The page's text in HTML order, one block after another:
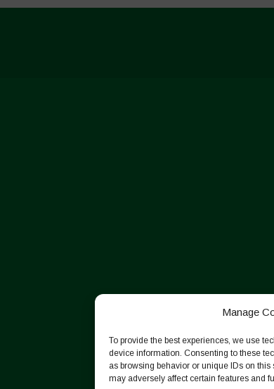
Manage
To provide the best experiences, we use
device information. Consenting to these
as browsing behavior or unique IDs on
may adversely affect certain features and